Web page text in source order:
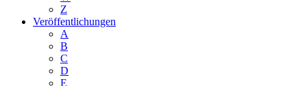
Z
Veröffentlichungen
A
B
C
D
E